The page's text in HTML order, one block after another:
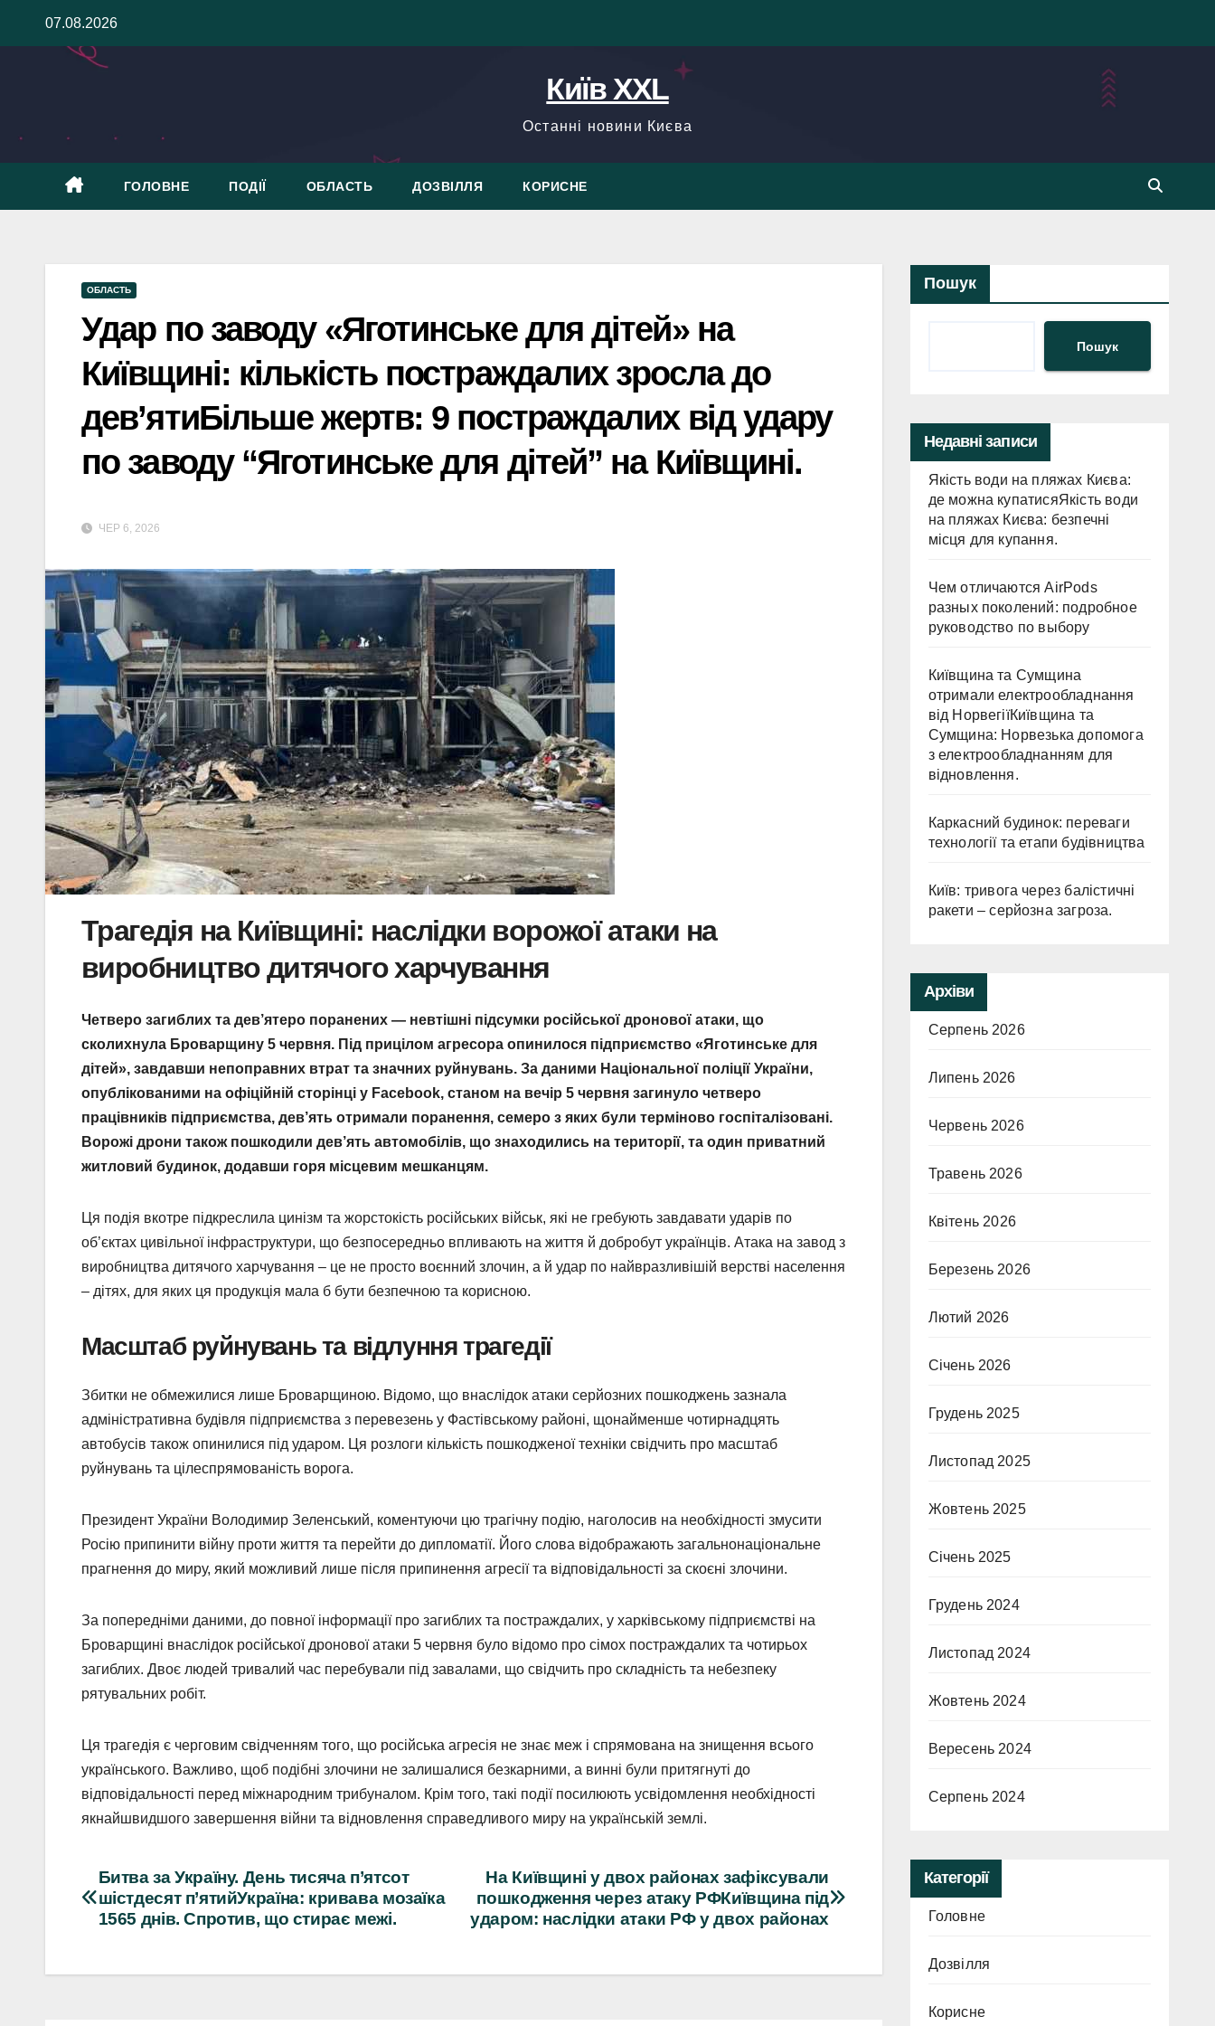
07.08.2026
Київ XXL
Останні новини Києва
ГОЛОВНЕ ПОДІЇ ОБЛАСТЬ ДОЗВІЛЛЯ КОРИСНЕ
ОБЛАСТЬ
Удар по заводу «Яготинське для дітей» на
Київщині: кількість постраждалих зросла до
дев’ятиБільше жертв: 9 постраждалих від удару
по заводу “Яготинське для дітей” на Київщині.
ЧЕР 6, 2026
Трагедія на Київщині: наслідки ворожої атаки на
виробництво дитячого харчування
Четверо загиблих та дев’ятеро поранених — невтішні підсумки російської дронової атаки, що
сколихнула Броварщину 5 червня. Під прицілом агресора опинилося підприємство «Яготинське для
дітей», завдавши непоправних втрат та значних руйнувань. За даними Національної поліції України,
опублікованими на офіційній сторінці у Facebook, станом на вечір 5 червня загинуло четверо
працівників підприємства, дев’ять отримали поранення, семеро з яких були терміново госпіталізовані.
Ворожі дрони також пошкодили дев’ять автомобілів, що знаходились на території, та один приватний
житловий будинок, додавши горя місцевим мешканцям.
Ця подія вкотре підкреслила цинізм та жорстокість російських військ, які не гребують завдавати ударів по
об’єктах цивільної інфраструктури, що безпосередньо впливають на життя й добробут українців. Атака на завод з
виробництва дитячого харчування – це не просто воєнний злочин, а й удар по найвразливішій верстві населення
– дітях, для яких ця продукція мала б бути безпечною та корисною.
Масштаб руйнувань та відлуння трагедії
Збитки не обмежилися лише Броварщиною. Відомо, що внаслідок атаки серйозних пошкоджень зазнала
адміністративна будівля підприємства з перевезень у Фастівському районі, щонайменше чотирнадцять
автобусів також опинилися під ударом. Ця розлоги кількість пошкодженої техніки свідчить про масштаб
руйнувань та цілеспрямованість ворога.
Президент України Володимир Зеленський, коментуючи цю трагічну подію, наголосив на необхідності змусити
Росію припинити війну проти життя та перейти до дипломатії. Його слова відображають загальнонаціональне
прагнення до миру, який можливий лише після припинення агресії та відповідальності за скоєні злочини.
За попередніми даними, до повної інформації про загиблих та постраждалих, у харківському підприємстві на
Броварщині внаслідок російської дронової атаки 5 червня було відомо про сімох постраждалих та чотирьох
загиблих. Двоє людей тривалий час перебували під завалами, що свідчить про складність та небезпеку
рятувальних робіт.
Ця трагедія є черговим свідченням того, що російська агресія не знає меж і спрямована на знищення всього
українського. Важливо, щоб подібні злочини не залишалися безкарними, а винні були притягнуті до
відповідальності перед міжнародним трибуналом. Крім того, такі події посилюють усвідомлення необхідності
якнайшвидшого завершення війни та відновлення справедливого миру на українській землі.
Навігація
записів
На Київщині у двох районах зафіксували
пошкодження через атаку РФКиївщина під
ударом: наслідки атаки РФ у двох районах
Битва за Україну. День тисяча п’ятсот
шістдесят п’ятийУкраїна: кривава мозаїка
1565 днів. Спротив, що стирає межі.
Пошук
Пошук
Недавні записи
Якість води на пляжах Києва:
де можна купатисяЯкість води
на пляжах Києва: безпечні
місця для купання.
Чем отличаются AirPods
разных поколений: подробное
руководство по выбору
Київщина та Сумщина
отримали електрообладнання
від НорвегіїКиївщина та
Сумщина: Норвезька допомога
з електрообладнанням для
відновлення.
Каркасний будинок: переваги
технології та етапи будівництва
Київ: тривога через балістичні
ракети – серйозна загроза.
Архіви
Серпень 2026
Липень 2026
Червень 2026
Травень 2026
Квітень 2026
Березень 2026
Лютий 2026
Січень 2026
Грудень 2025
Листопад 2025
Жовтень 2025
Січень 2025
Грудень 2024
Листопад 2024
Жовтень 2024
Вересень 2024
Серпень 2024
Категорії
Головне
Дозвілля
Корисне